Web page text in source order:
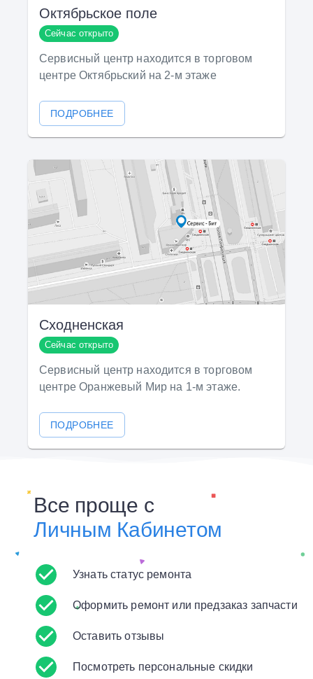
Октябрьское поле
Сейчас открыто
Сервисный центр находится в торговом
центре Октябрьский на 2-м этаже
ПОДРОБНЕЕ
Сходненская
Сейчас открыто
Сервисный центр находится в торговом
центре Оранжевый Мир на 1-м этаже.
ПОДРОБНЕЕ
Все проще с
Личным Кабинетом
Узнать статус ремонта
Оформить ремонт или предзаказ запчасти
Оставить отзывы
Посмотреть персональные скидки